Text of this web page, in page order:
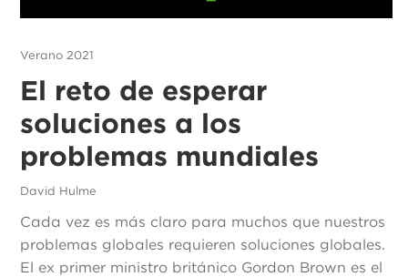
Verano 2021
El reto de esperar
soluciones a los
problemas mundiales
David Hulme
Cada vez es más claro para muchos que nuestros
problemas globales requieren soluciones globales.
El ex primer ministro británico Gordon Brown es el